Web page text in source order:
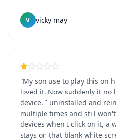
V vicky may
"My son use to play this on
loved it. Now suddenly it no
device. I uninstalled and
multiple times and still
devices when I click on it, a
stays on that blank white